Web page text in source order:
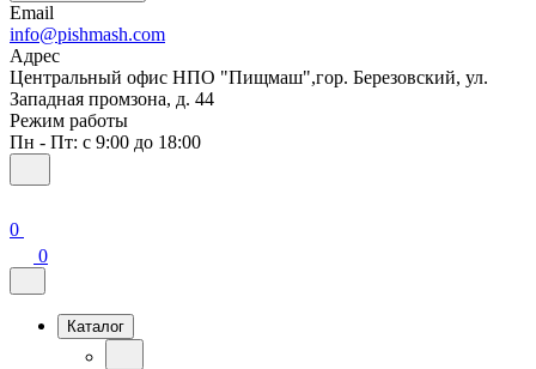
Email
info@pishmash.com
Адрес
Центральный офис НПО "Пищмаш",гор. Березовский, ул.
Западная промзона, д. 44
Режим работы
Пн - Пт: с 9:00 до 18:00
0
0
Каталог